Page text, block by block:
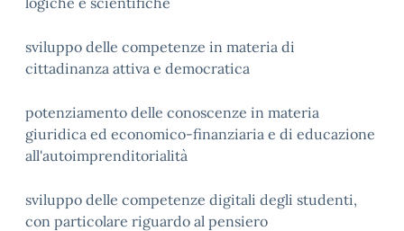
sviluppo delle competenze in materia di
cittadinanza attiva e democratica
potenziamento delle conoscenze in materia
giuridica ed economico-finanziaria e di educazione
all'autoimprenditorialità
sviluppo delle competenze digitali degli studenti,
con particolare riguardo al pensiero